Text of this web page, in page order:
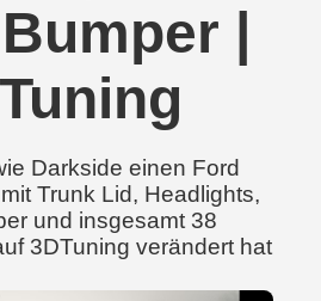
|
Darkside einen Ford
Trunk Lid, Headlights,
und insgesamt 38
3DTuning verändert hat